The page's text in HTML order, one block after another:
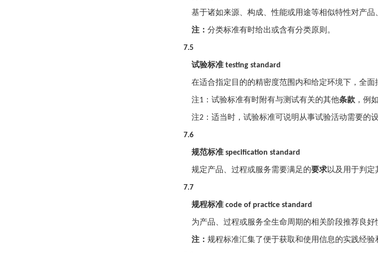
基于诸如来源、构成、性能或用途等相似特性对产
注： 分类标准有时给出或含有分类原则。
7.5
试验标准 testing standard
在适合指定目的的精密度范围内和给定环境下，全
注1 ：试验标准有时附有与测试有关的其他条款 ，例
注2 ：适当时，试验标准可说明从事试验活动需要的
7.6
规范标准 specification standard
规定产品、过程或服务需要满足的要求以及用于判
7.7
规程标准 code of practice standard
为产品、过程或服务全生命周期的相关阶段推荐良好
注： 规程标准汇集了便于获取和使用信息的实践经验